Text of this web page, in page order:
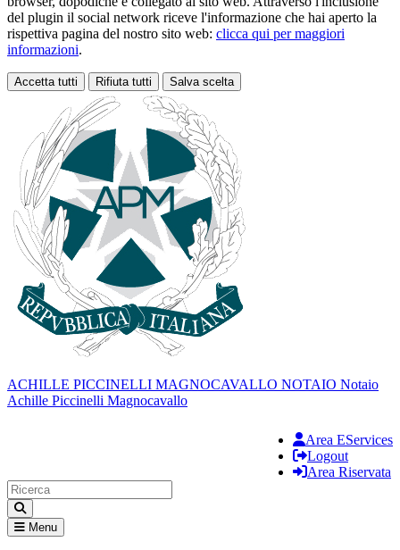
del plugin il social network riceve l'informazione che hai aperto la
rispettiva pagina del nostro sito web: clicca qui per maggiori
informazioni.
Accetta tutti Rifiuta tutti Salva scelta
ACHILLE PICCINELLI MAGNOCAVALLO NOTAIO Notaio
Achille Piccinelli Magnocavallo
Area EServices
Logout
Area Riservata
Menu